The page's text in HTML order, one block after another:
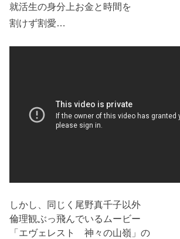
就活生の身分上お金と時間を
割けず割愛…
しかし、同じく尾野真千子以外
倫理観ぶっ飛んでいるムービー
「エヴェレスト 神々の山嶺」の